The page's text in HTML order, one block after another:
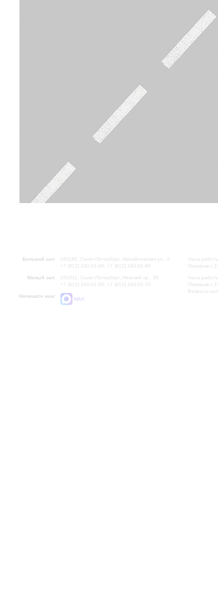
Большой зал:
191186, Санкт-Петербург, Михайловская ул., 2
+7 (812) 240-01-00, +7 (812) 240-01-80
Малый зал:
191011, Санкт-Петербург, Невский пр., 30
+7 (812) 240-01-00, +7 (812) 240-01-70
Напишите нам:
MAX
Часы
Перерыв с
Часы
Перерыв с
Вопросы